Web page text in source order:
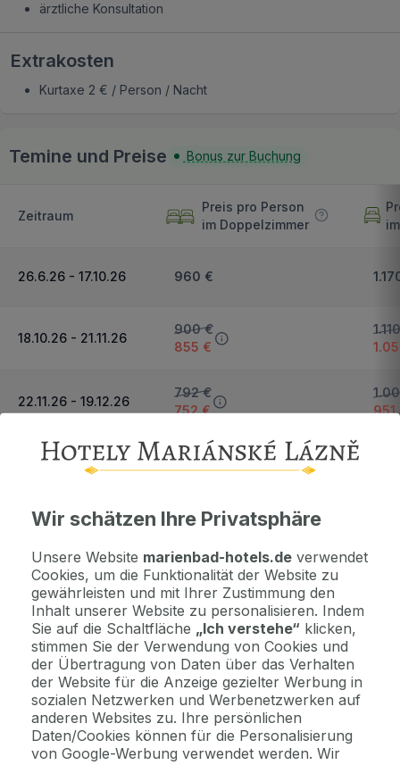
ärztliche Konsultation
Extrakosten
Kurtaxe 2 € / Person / Nacht
Temine und Preise Bonus zur Buchung
Zeitraum
Preis pro Person
im Doppelzimmer
26.6.26 - 17.10.26 960 €
18.10.26 - 21.11.26
900 €
855 €
22.11.26 - 19.12.26
792 €
752 €
951
Nächster Zeitraum und Preise anzeigen
Wichtige Informationen
Kontaktdaten. Unterkunftsbedingungen und andere...
Als Geschenk kaufen
Machen Sie Freude mit einem Geschenkvoucher
Jetzt bezahlen Sie gar nichts.
Die Zahlungsmodalitäten erhalten Sie zusammen mit dem Angebot
per E-Mail.
Wir schätzen Ihre Privatsphäre
Unsere Website marienbad-hotels.de verwendet
Cookies, um die Funktionalität der Website zu
gewährleisten und mit Ihrer Zustimmung den
Inhalt unserer Website zu personalisieren. Indem
Sie auf die Schaltfläche „Ich verstehe“ klicken,
stimmen Sie der Verwendung von Cookies und
der Übertragung von Daten über das Verhalten
der Website für die Anzeige gezielter Werbung in
sozialen Netzwerken und Werbenetzwerken auf
anderen Websites zu. Ihre persönlichen
Daten/Cookies können für die Personalisierung
von Google-Werbung verwendet werden. Wir